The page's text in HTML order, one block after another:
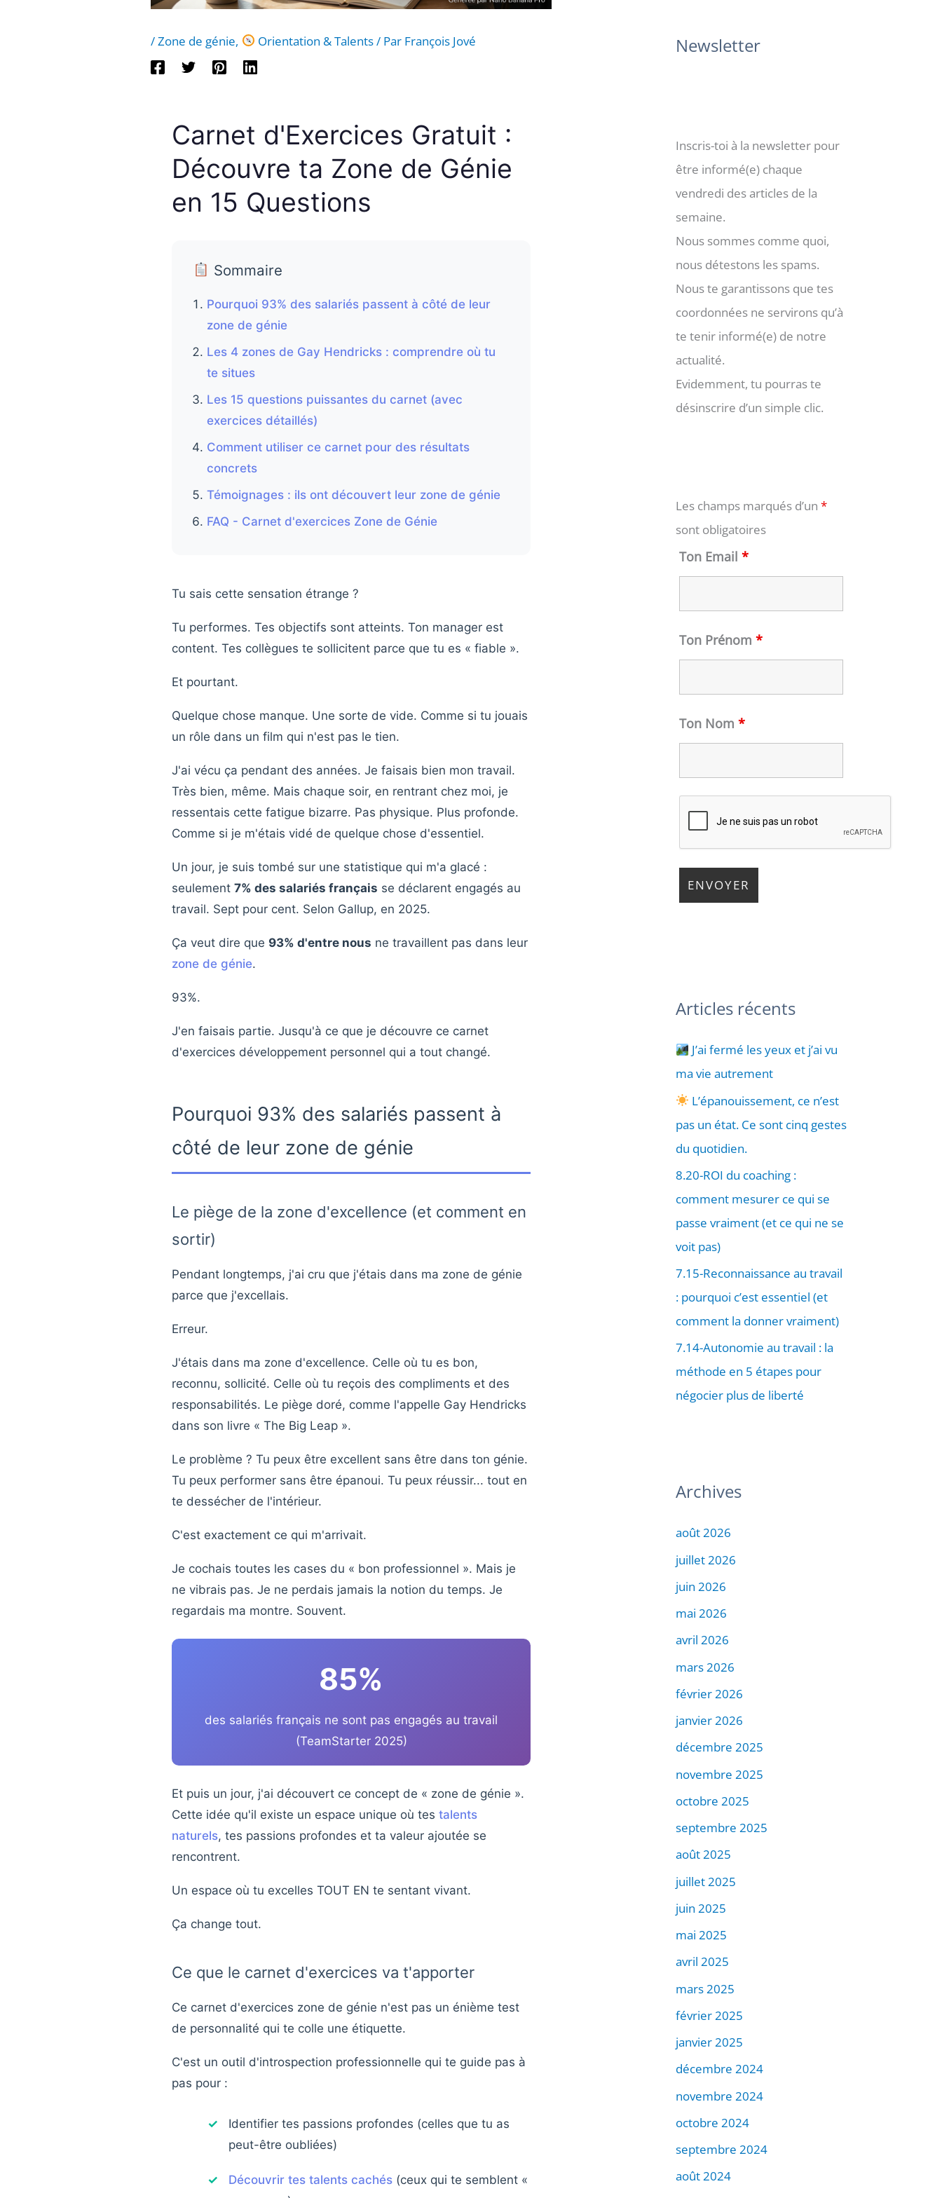
/Zone de génie, Orientation & Talents/ Par François Jové
Carnet d'Exercices Gratuit :
Découvre ta Zone de Génie
en 15 Questions
Sommaire
Pourquoi 93% des salariés passent à côté de leur
zone de génie
Les 4 zones de Gay Hendricks : comprendre où tu
te situes
Les 15 questions puissantes du carnet (avec
exercices détaillés)
Comment utiliser ce carnet pour des résultats
concrets
Témoignages : ils ont découvert leur zone de génie
FAQ - Carnet d'exercices Zone de Génie
Tu sais cette sensation étrange ?
Tu performes. Tes objectifs sont atteints. Ton manager est
content. Tes collègues te sollicitent parce que tu es « fiable ».
Et pourtant.
Quelque chose manque. Une sorte de vide. Comme si tu jouais
un rôle dans un film qui n'est pas le tien.
J'ai vécu ça pendant des années. Je faisais bien mon travail.
Très bien, même. Mais chaque soir, en rentrant chez moi, je
ressentais cette fatigue bizarre. Pas physique. Plus profonde.
Comme si je m'étais vidé de quelque chose d'essentiel.
Un jour, je suis tombé sur une statistique qui m'a glacé :
seulement7% des salariés français se déclarent engagés au
travail. Sept pour cent. Selon Gallup, en 2025.
Ça veut dire que 93% d'entre nous ne travaillent pas dans leur
zone de génie.
93%.
J'en faisais partie. Jusqu'à ce que je découvre ce carnet
d'exercices développement personnel qui a tout changé.
Pourquoi 93% des salariés passent à
côté de leur zone de génie
Le piège de la zone d'excellence (et comment en
sortir)
Pendant longtemps, j'ai cru que j'étais dans ma zone de génie
parce que j'excellais.
Erreur.
J'étais dans ma zone d'excellence. Celle où tu es bon,
reconnu, sollicité. Celle où tu reçois des compliments et des
responsabilités. Le piège doré, comme l'appelle Gay Hendricks
dans son livre « The Big Leap ».
Le problème ? Tu peux être excellent sans être dans ton génie.
Tu peux performer sans être épanoui. Tu peux réussir... tout en
te dessécher de l'intérieur.
C'est exactement ce qui m'arrivait.
Je cochais toutes les cases du « bon professionnel ». Mais je
ne vibrais pas. Je ne perdais jamais la notion du temps. Je
regardais ma montre. Souvent.
85%
des salariés français ne sont pas engagés au travail
(TeamStarter 2025)
Et puis un jour, j'ai découvert ce concept de « zone de génie ».
Cette idée qu'il existe un espace unique où testalents
naturels, tes passions profondes et ta valeur ajoutée se
rencontrent.
Un espace où tu excelles TOUT EN te sentant vivant.
Ça change tout.
Ce que le carnet d'exercices va t'apporter
Ce carnet d'exercices zone de génie n'est pas un énième test
de personnalité qui te colle une étiquette.
C'est un outil d'introspection professionnelle qui te guide pas à
pas pour :
Identifier tes passions profondes (celles que tu as
peut-être oubliées)
Découvrir tes talents cachés (ceux qui te semblent «
:Newsletter
Inscris-toi à la newsletter pour
être informé(e) chaque
vendredi des articles de la
semaine.
Nous sommes comme quoi,
nous détestons les spams.
Nous te garantissons que tes
coordonnées ne servirons qu’à
te tenir informé(e) de notre
actualité.
Evidemment, tu pourras te
désinscrire d’un simple clic.
Les champs marqués d’un *
sont obligatoires
Ton Email *
Ton Prénom *
Ton Nom *
Articles récents
J’ai fermé les yeux et j’ai vu
ma vie autrement
L’épanouissement, ce n’est
pas un état. Ce sont cinq gestes
du quotidien.
8.20-ROI du coaching :
comment mesurer ce qui se
passe vraiment (et ce qui ne se
voit pas)
7.15-Reconnaissance au travail
: pourquoi c’est essentiel (et
comment la donner vraiment)
7.14-Autonomie au travail : la
méthode en 5 étapes pour
négocier plus de liberté
Archives
août 2026
juillet 2026
juin 2026
mai 2026
avril 2026
mars 2026
février 2026
janvier 2026
décembre 2025
novembre 2025
octobre 2025
septembre 2025
août 2025
juillet 2025
juin 2025
mai 2025
avril 2025
mars 2025
février 2025
janvier 2025
décembre 2024
novembre 2024
octobre 2024
septembre 2024
août 2024